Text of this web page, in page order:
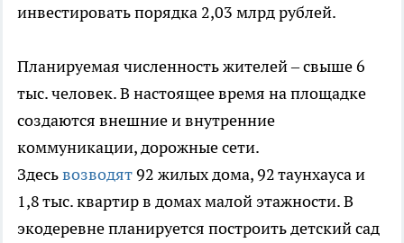
инвестировать порядка 2,03 млрд рублей.
Планируемая численность жителей – свыше 6
тыс. человек. В настоящее время на площадке
создаются внешние и внутренние
коммуникации, дорожные сети.
Здесьвозводят92 жилых дома, 92 таунхауса и
1,8 тыс. квартир в домах малой этажности. В
экодеревне планируется построить детский сад